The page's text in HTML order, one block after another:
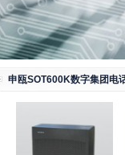
申瓯SOT600K数字集团电